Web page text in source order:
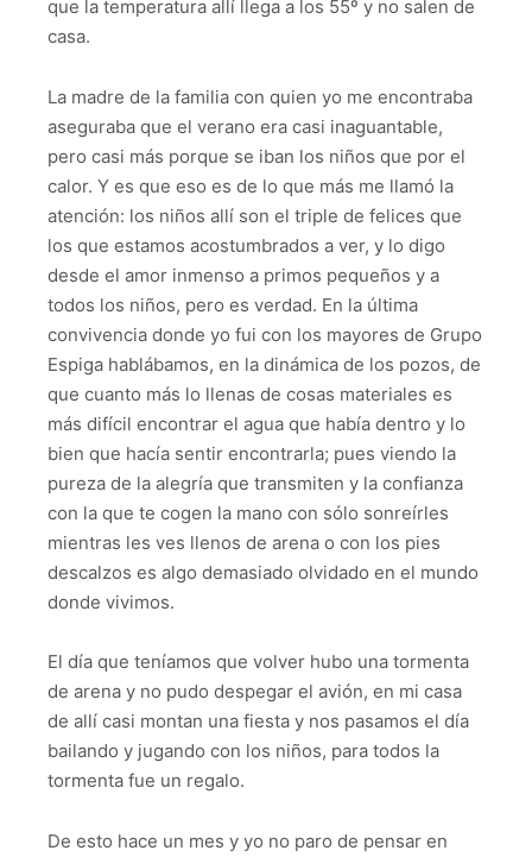
que la temperatura allí llega a los 55º y no salen de
casa.
La madre de la familia con quien yo me encontraba
aseguraba que el verano era casi inaguantable,
pero casi más porque se iban los niños que por el
calor. Y es que eso es de lo que más me llamó la
atención: los niños allí son el triple de felices que
los que estamos acostumbrados a ver, y lo digo
desde el amor inmenso a primos pequeños y a
todos los niños, pero es verdad. En la última
convivencia donde yo fui con los mayores de Grupo
Espiga hablábamos, en la dinámica de los pozos, de
que cuanto más lo llenas de cosas materiales es
más difícil encontrar el agua que había dentro y lo
bien que hacía sentir encontrarla; pues viendo la
pureza de la alegría que transmiten y la confianza
con la que te cogen la mano con sólo sonreírles
mientras les ves llenos de arena o con los pies
descalzos es algo demasiado olvidado en el mundo
donde vivimos.
El día que teníamos que volver hubo una tormenta
de arena y no pudo despegar el avión, en mi casa
de allí casi montan una fiesta y nos pasamos el día
bailando y jugando con los niños, para todos la
tormenta fue un regalo.
De esto hace un mes y yo no paro de pensar en